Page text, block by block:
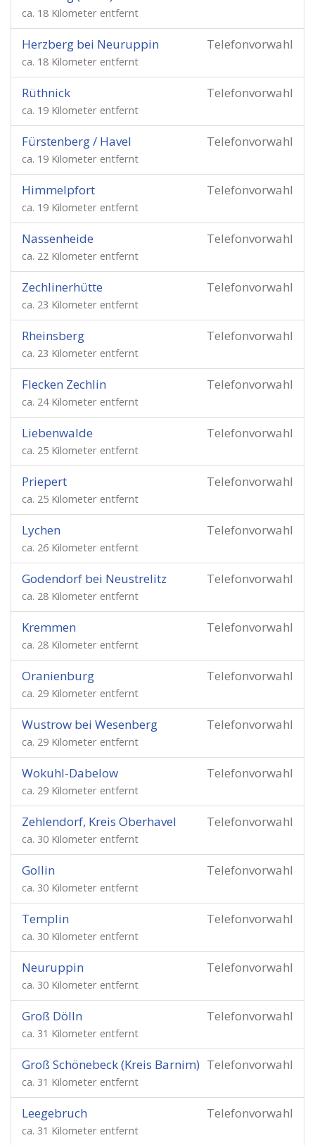
ca. 18 Kilometer entfernt
Telefonvorwahl
Herzberg bei Neuruppin
ca. 18 Kilometer entfernt
Telefonvorwahl
Rüthnick
ca. 19 Kilometer entfernt
Telefonvorwahl
Fürstenberg / Havel
ca. 19 Kilometer entfernt
Telefonvorwahl
Himmelpfort
ca. 19 Kilometer entfernt
Telefonvorwahl
Nassenheide
ca. 22 Kilometer entfernt
Telefonvorwahl
Zechlinerhütte
ca. 23 Kilometer entfernt
Telefonvorwahl
Rheinsberg
ca. 23 Kilometer entfernt
Telefonvorwahl
Flecken Zechlin
ca. 24 Kilometer entfernt
Telefonvorwahl
Liebenwalde
ca. 25 Kilometer entfernt
Telefonvorwahl
Priepert
ca. 25 Kilometer entfernt
Telefonvorwahl
Lychen
ca. 26 Kilometer entfernt
Telefonvorwahl
Godendorf bei Neustrelitz
ca. 28 Kilometer entfernt
Telefonvorwahl
Kremmen
ca. 28 Kilometer entfernt
Telefonvorwahl
Oranienburg
ca. 29 Kilometer entfernt
Telefonvorwahl
Wustrow bei Wesenberg
ca. 29 Kilometer entfernt
Telefonvorwahl
Wokuhl-Dabelow
ca. 29 Kilometer entfernt
Telefonvorwahl
Zehlendorf, Kreis Oberhavel
ca. 30 Kilometer entfernt
Telefonvorwahl
Gollin
ca. 30 Kilometer entfernt
Telefonvorwahl
Templin
ca. 30 Kilometer entfernt
Telefonvorwahl
Neuruppin
ca. 30 Kilometer entfernt
Telefonvorwahl
Groß Dölln
ca. 31 Kilometer entfernt
Telefonvorwahl
Groß Schönebeck (Kreis Barnim)
ca. 31 Kilometer entfernt
Telefonvorwahl
Leegebruch
ca. 31 Kilometer entfernt